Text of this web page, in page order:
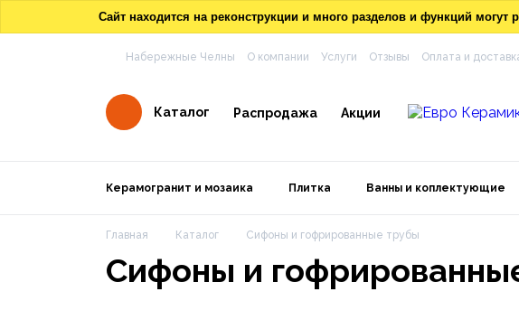
Сайт находится на реконструкции и много разделов и функций
Набережные Челны О компании Услуги Отзывы Оплата и
Каталог Распродажа Акции
Керамогранит и мозаика Плитка Ванны и коплектующие
Главная Каталог Сифоны и гофрированные трубы
Сифоны и